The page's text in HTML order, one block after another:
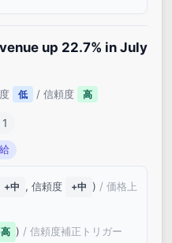
up 22.7% in July
低 / 信頼度 高
+中 , 信頼度 +中 ) / 価格上
) / 信頼度補正トリガー